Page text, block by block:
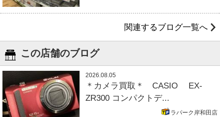
関連するブログ一覧へ
この店舗のブログ
2026.08.05
＊カメラ買取＊ CASIO EX-
ZR300 コンパクトデ...
ラパーク岸和田店